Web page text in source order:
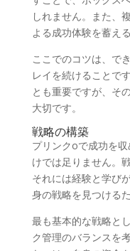
しれません。また、
よる成功体験を蓄え
ここでのコツは、で
レイを続けることで
とも重要ですが、そ
大切です。
戦略の構築
プリンクoで成功を
けでは足りません。
それには経験と学び
身の戦略を見つける
最も基本的な戦略と
ク管理のバランスを